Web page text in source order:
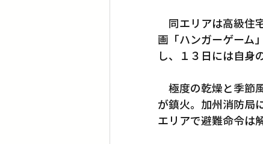
同エリアは高級住
画「ハンガーゲーム
し、１３日には自身
極度の乾燥と季節
が鎮火。加州消防局
エリアで避難命令は